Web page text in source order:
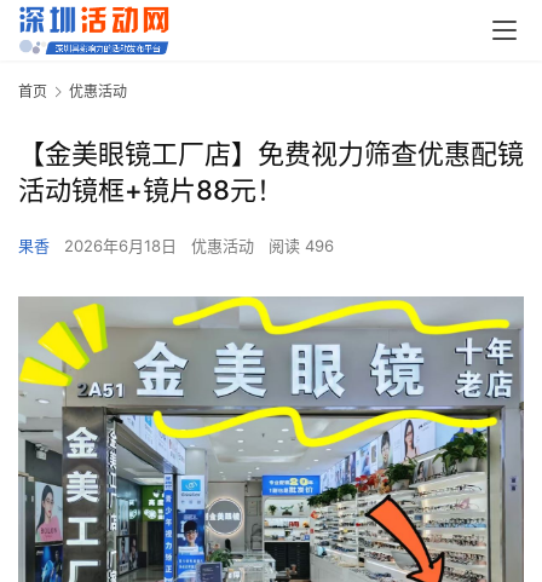
首页 优惠活动
【金美眼镜工厂店】免费视力筛查优惠配镜
活动镜框+镜片88元！
果香 2026年6月18日 优惠活动 阅读 496